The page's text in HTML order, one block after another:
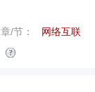
章/节：
网络互联